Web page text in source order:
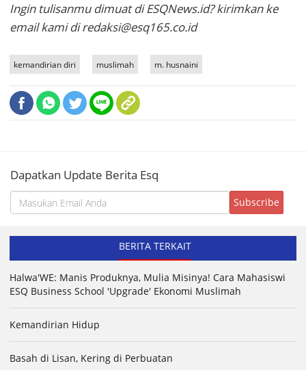
Ingin tulisanmu dimuat di ESQNews.id? kirimkan ke
email kami di redaksi@esq165.co.id
kemandirian diri muslimah m. husnaini
Dapatkan Update Berita Esq
BERITA TERKAIT
Halwa'WE: Manis Produknya, Mulia Misinya! Cara Mahasiswi
ESQ Business School 'Upgrade' Ekonomi Muslimah
Kemandirian Hidup
Basah di Lisan, Kering di Perbuatan